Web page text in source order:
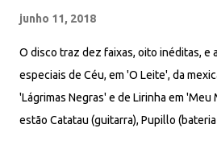
junho 11, 2018
O disco traz dez faixas, oito inéditas, e
especiais de Céu, em 'O Leite', da
'Lágrimas Negras' e de Lirinha em 'Meu
estão Catatau (guitarra), Pupillo